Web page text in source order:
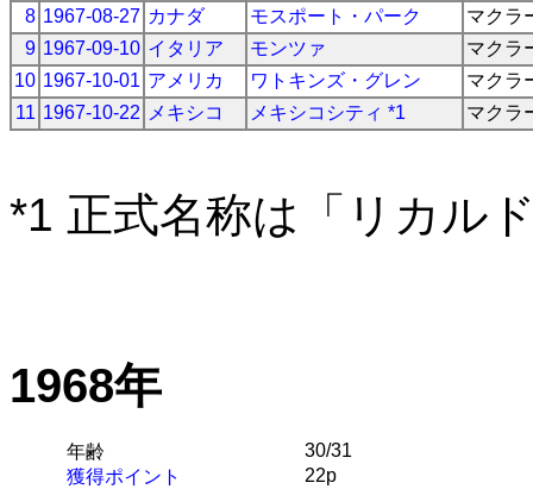
8 1967-08-27 カナダ モスポート・パーク
マクラ
9 1967-09-10 イタリア モンツァ
マクラ
10 1967-10-01 アメリカ ワトキンズ・グレン
マクラ
11 1967-10-22 メキシコ メキシコシティ *1 マクラ
*1 正式名称は「リカル
1968年
年齢
30/31
獲得ポイント
22p